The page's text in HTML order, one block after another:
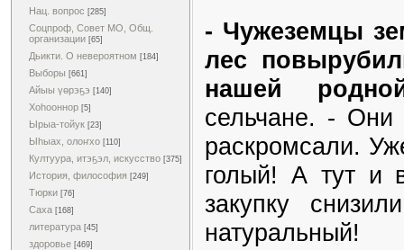
Нац. вопрос [285]
Соцпроф, Совет МО, Общ.
организации [65]
Дьикти. О невероятном [184]
Выборы [661]
Айыы үөрэҕэ [140]
Хоһооннор [5]
Ырыа-тойук [23]
Ыһыах, олоҥхо [110]
Култуура, итэҕэл, искусство [375]
История, философия [249]
Тюрки [76]
Саха [168]
литература [45]
здоровье [469]
- Чужеземцы
лес
нашей
сельчане. -
раскромсали.
голый! А тут и
закупку
натуральный!